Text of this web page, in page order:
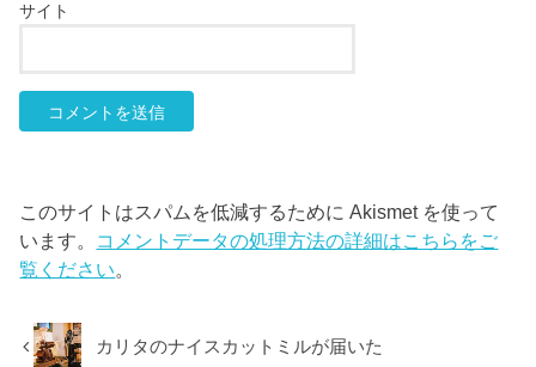
サイト
このサイトはスパムを低減するために Akismet を使って
います。 コメントデータの処理方法の詳細はこちらをご
覧ください。
カリタのナイスカットミルが届いた